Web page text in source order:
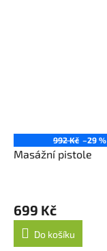
992 Kč –29 %
Masážní pistole
699 Kč
Do košíku